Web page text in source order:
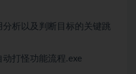
析以及判断目标的关键跳
打怪功能流程.exe